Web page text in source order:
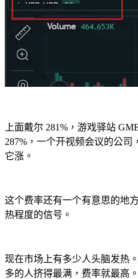
上面戴尔 281%，游戏驿站
287%，一个开视频会议的公
它涨。
这个费率还有一个有意思的地
热程度的信号。
现在市场上有多少人头脑发热
多的人挤得最满，费率就最高